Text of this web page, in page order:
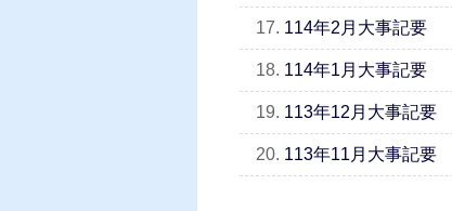
17. 114年2月大事記要
18. 114年1月大事記要
19. 113年12月大事記要
20. 113年11月大事記要